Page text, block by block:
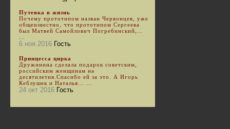
Путевка в жизнь
Почему прототипом назван Червонцев, уже
общеизвестно, что прототипом Сергеева
был Матвей Самойлович Погребинский,...
6 ноя 2016 Гость
Принцесса цирка
Дружинина сделала подарок советским,
российским женщинам на
десятилетия.Спасибо ей за это. А Игорь
Кеблушек и Наталья... ...
24 окт 2016 Гость